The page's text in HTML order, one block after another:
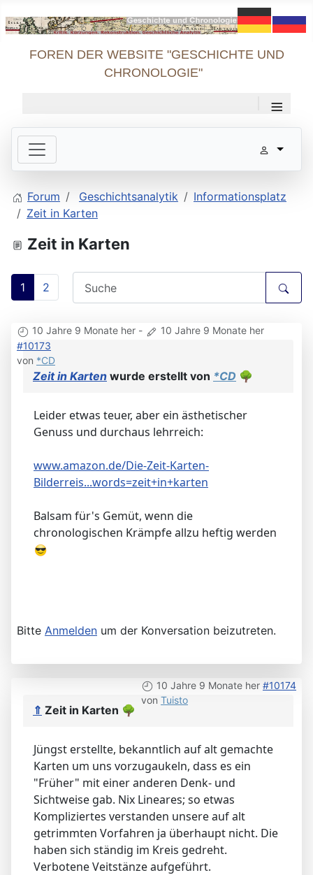
FOREN DER WEBSITE "GESCHICHTE UND
CHRONOLOGIE"
≡
Forum Geschichtsanalytik
Informationsplatz
Zeit in Karten
Zeit in Karten
1 2
10 Jahre 9 Monate her -
10 Jahre 9 Monate her
#10173
von *CD
Zeit in Karten wurde erstellt von *CD 🌳
Leider etwas teuer, aber ein ästhetischer
Genuss und durchaus lehrreich:
www.amazon.de/Die-Zeit-Karten-
Bilderreis...words=zeit+in+karten
Balsam für's Gemüt, wenn die
chronologischen Krämpfe allzu heftig werden
Bitte Anmelden um der Konversation beizutreten.
10 Jahre 9 Monate her #10174
von Tuisto
⇑ Zeit in Karten 🌳
Jüngst erstellte, bekanntlich auf alt gemachte
Karten um uns vorzugaukeln, dass es ein
"Früher" mit einer anderen Denk- und
Sichtweise gab. Nix Lineares; so etwas
Kompliziertes verstanden unsere auf alt
getrimmten Vorfahren ja überhaupt nicht. Die
haben sich ständig im Kreis gedreht.
Verbotene Veitstänze aufgeführt.